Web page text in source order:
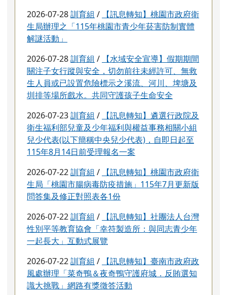
2026-07-28訓育組 /
【訊息轉知】桃園市政府衛
生局辦理之「115年桃園市青少年菸害防制實體
解謎活動」
2026-07-28訓育組 /
【水域安全宣導】假期期間
關注子女行蹤與安全，切勿前往未經許可、無救
生人員或已設置危險標示之溪流、河川、埤塘及
圳排等場所戲水。共同守護孩子生命安全
2026-07-23訓育組 /
【訊息轉知】遴選行政院及
衛生福利部兒童及少年福利與權益事務相關小組
兒少代表(以下簡稱中央兒少代表)，自即日起至
115年8月14日前受理報名一案
2026-07-22訓育組 /
【訊息轉知】桃園市政府衛
生局「桃園市腸病毒防疫措施」115年7月更新版
問答集及修正對照表各1份
2026-07-22訓育組 /
【訊息轉知】社團法人台灣
性別平等教育協會「幸符製造所：與同志青少年
一起長大」互動式展覽
2026-07-22訓育組 /
【訊息轉知】臺南市政府政
風處辦理「菜奇鴨＆夜奇鴨守護府城．反賄選知
識大挑戰」網路有獎徵答活動